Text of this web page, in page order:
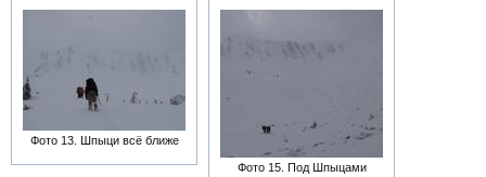
Фото 13. Шпыци всё ближе
Фото 15. Под Шпыцами